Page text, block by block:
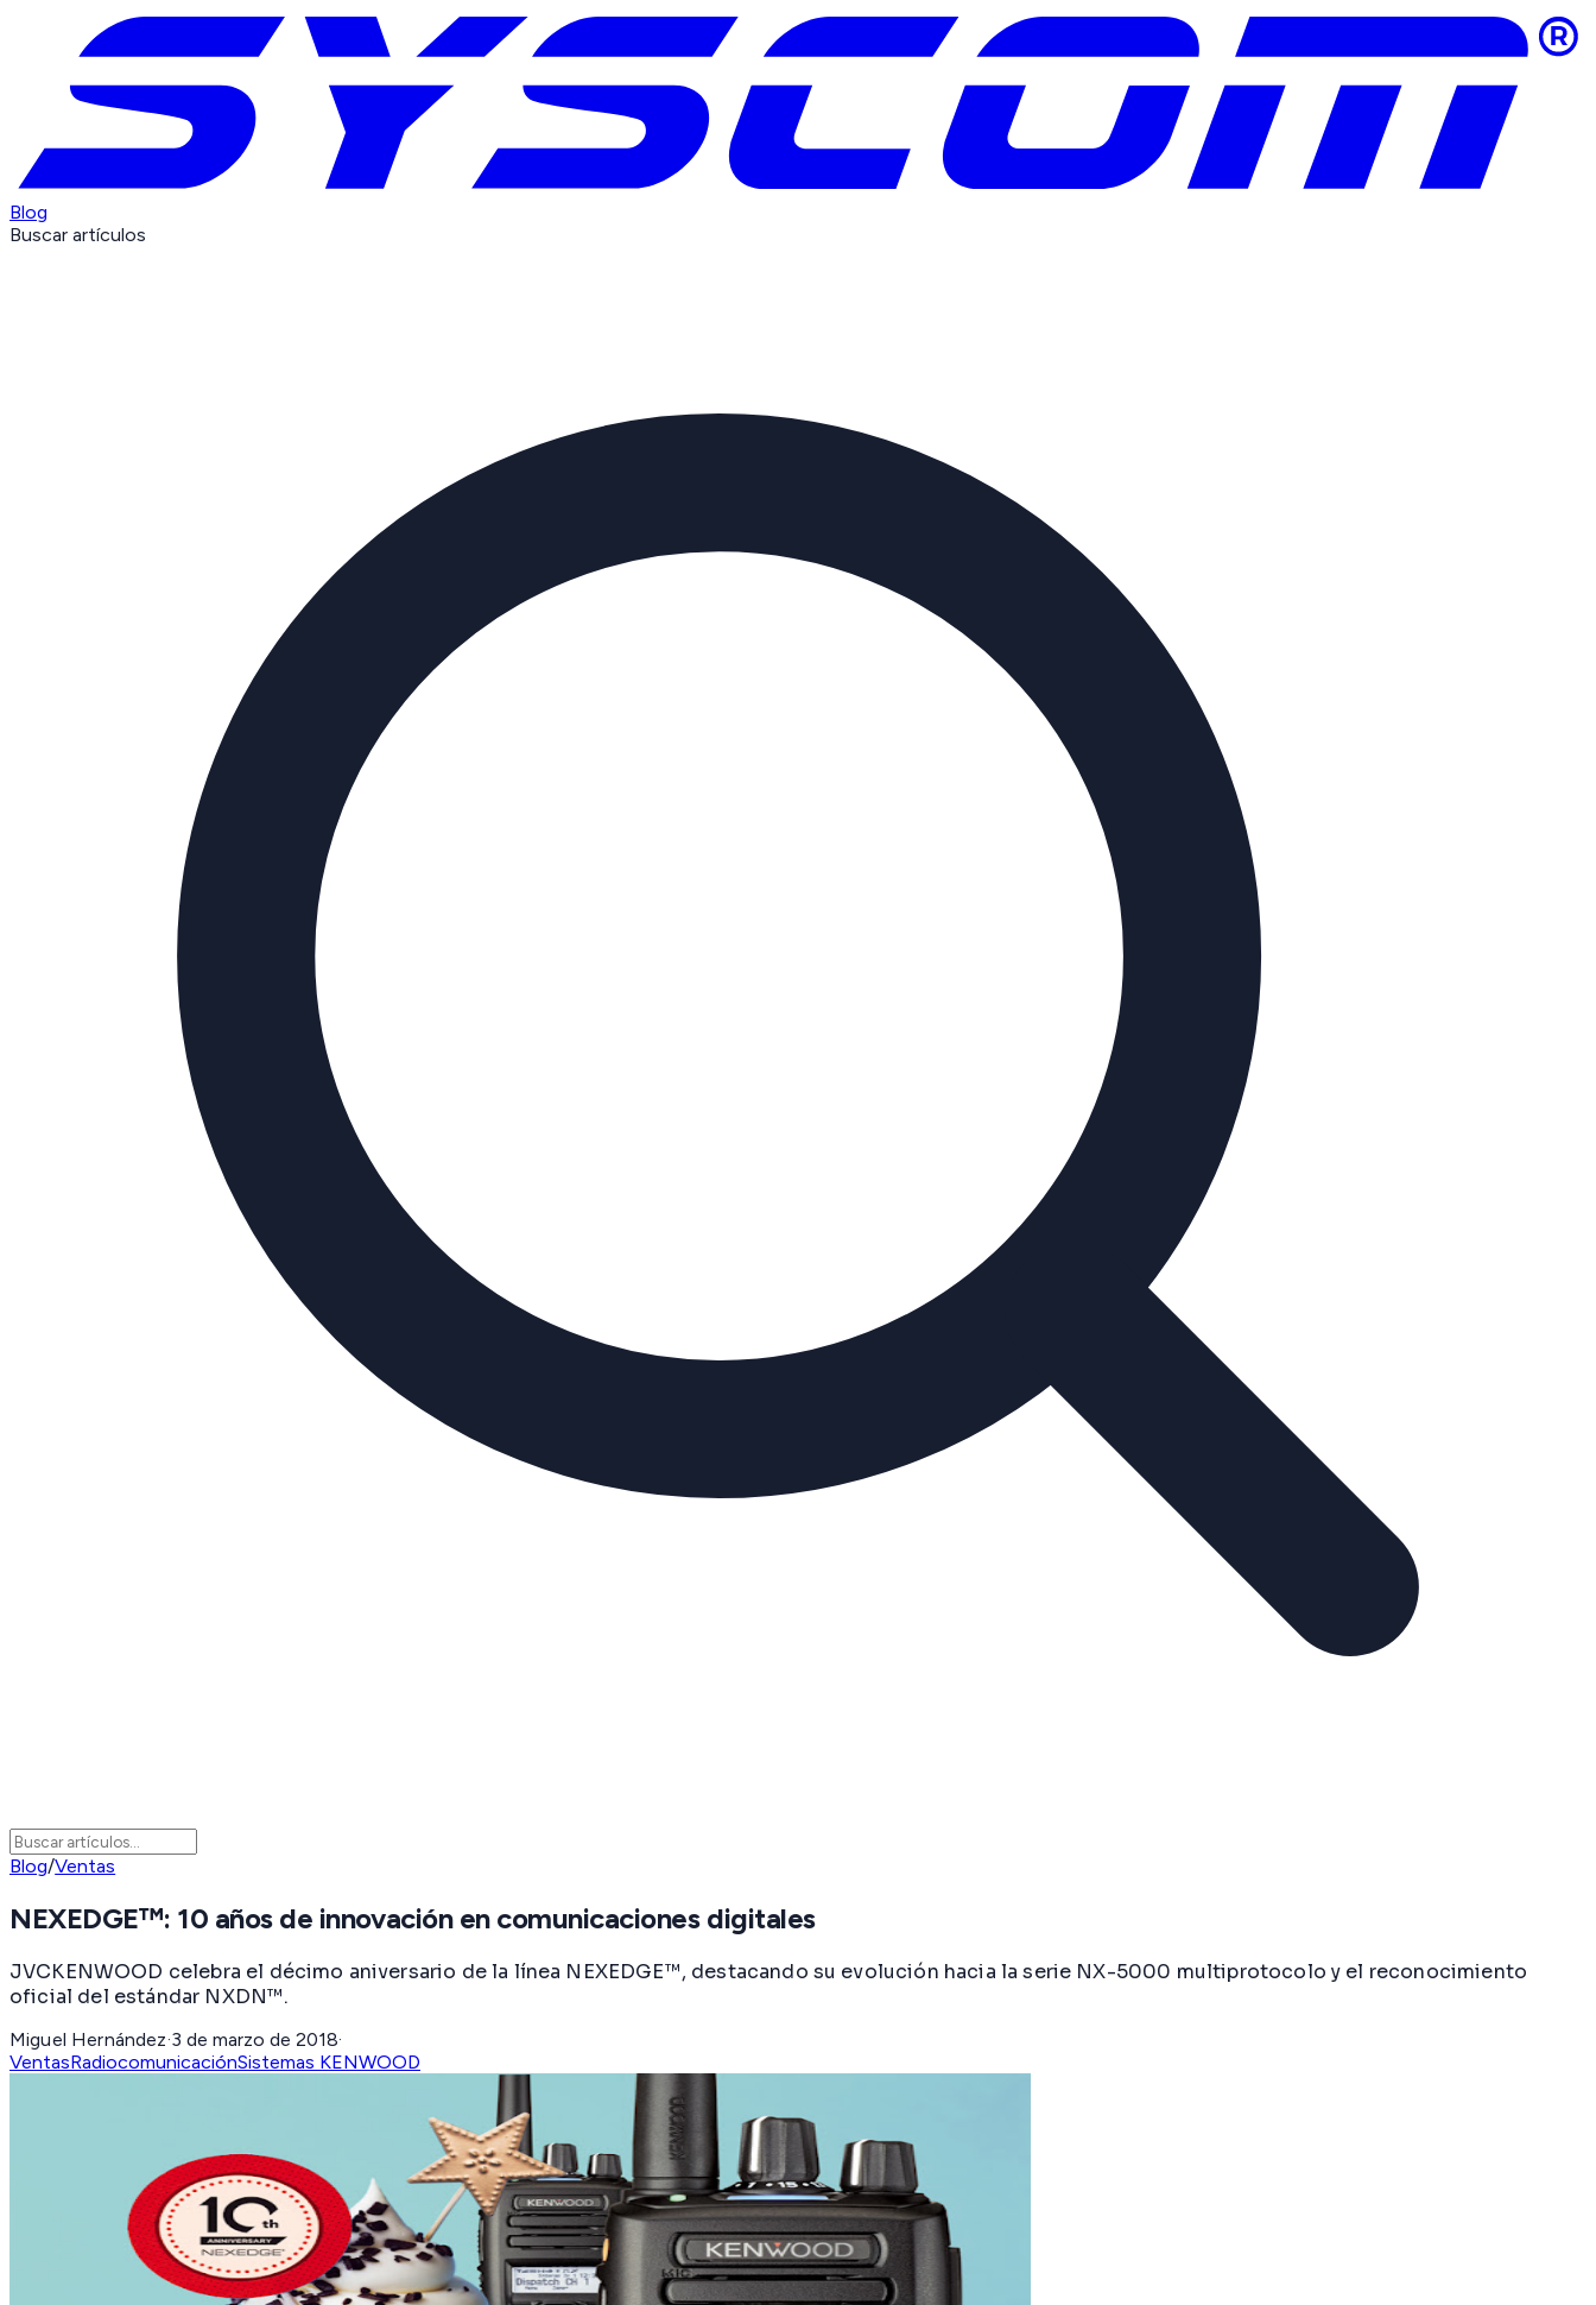
Blog
Buscar artículos
Blog/Ventas
NEXEDGE™: 10 años de innovación en comunicaciones digitales
JVCKENWOOD celebra el décimo aniversario de la línea NEXEDGE™, destacando su evolución hacia la serie NX-5000 multiprotocolo y el reconocimiento
oficial del estándar NXDN™.
Miguel Hernández·3 de marzo de 2018·
VentasRadiocomunicaciónSistemas KENWOOD